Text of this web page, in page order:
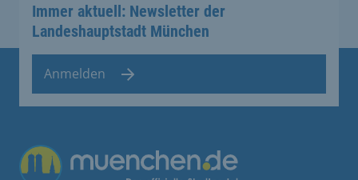
Immer aktuell: Newsletter der
Landeshauptstadt München
Anmelden
Übergreifende Links